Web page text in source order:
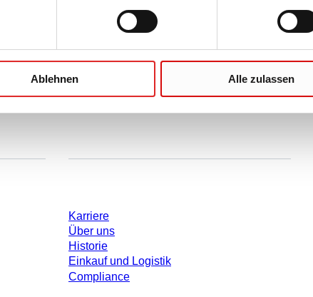
Ablehnen Alle zulassen
Zertifikat erstellen
Karriere
Über uns
Historie
Einkauf und Logistik
Compliance